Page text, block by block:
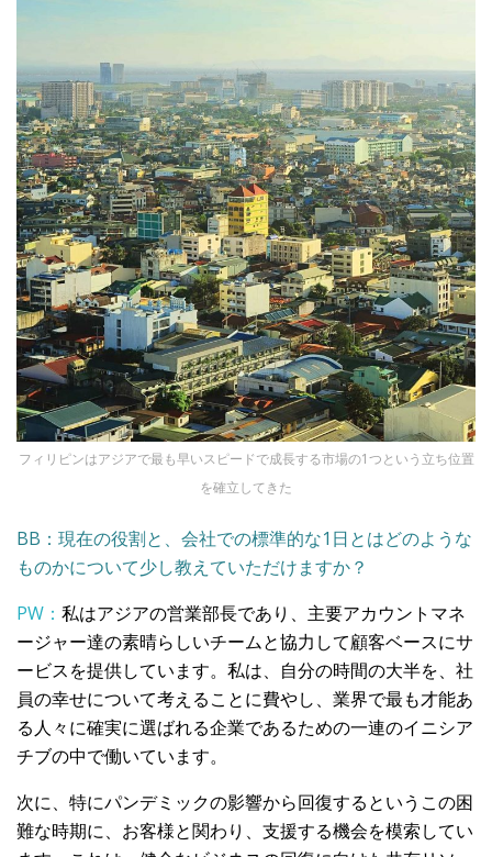
フィリピンはアジアで最も早いスピードで成長する市場の1つという立ち位置
を確立してきた
BB：現在の役割と、会社での標準的な1日とはどのような
ものかについて少し教えていただけますか？
PW： 私はアジアの営業部長であり、主要アカウントマネ
ージャー達の素晴らしいチームと協力して顧客ベースにサ
ービスを提供しています。私は、自分の時間の大半を、社
員の幸せについて考えることに費やし、業界で最も才能あ
る人々に確実に選ばれる企業であるための一連のイニシア
チブの中で働いています。
次に、特にパンデミックの影響から回復するというこの困
難な時期に、お客様と関わり、支援する機会を模索してい